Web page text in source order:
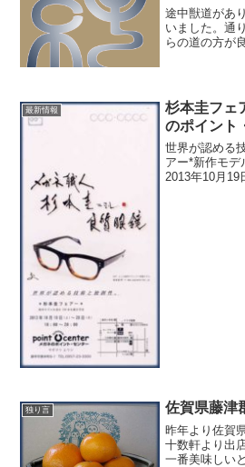
途中獣道があ
いました。通
らの道の方が
な肉がつき始
最新情報
杉本圭フェ
のポイント
世界が認める
アー*新作モデ
2013年10月19
独り言 佐賀県藤津
昨年より佐賀
十数軒より出
一番美味しい